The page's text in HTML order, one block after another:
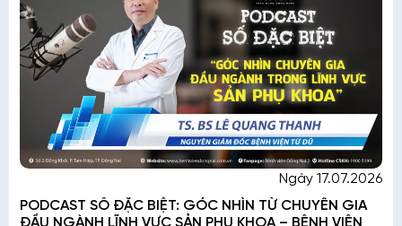
Ngày 17.07.2026
PODCAST SỐ ĐẶC BIỆT: GÓC NHÌN TỪ CHUYÊN GIA
ĐẦU NGÀNH LĨNH VỰC SẢN PHỤ KHOA – BỆNH VIỆN